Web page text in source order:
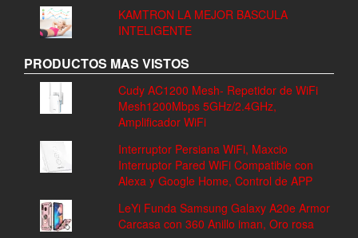
KAMTRON LA MEJOR BASCULA
INTELIGENTE
PRODUCTOS MAS VISTOS
Cudy AC1200 Mesh- Repetidor de WiFi
Mesh1200Mbps 5GHz/2.4GHz,
Amplificador WiFi
Interruptor Persiana WiFi, Maxcio
Interruptor Pared WiFi Compatible con
Alexa y Google Home, Control de APP
LeYi Funda Samsung Galaxy A20e Armor
Carcasa con 360 Anillo iman, Oro rosa